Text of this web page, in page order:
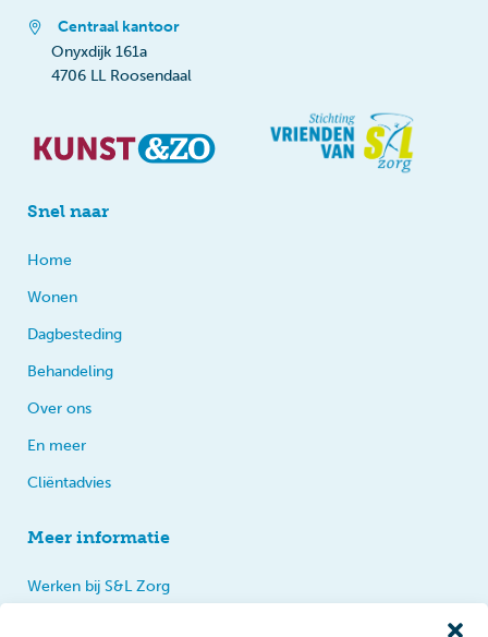
Centraal kantoor
Onyxdijk 161a
4706 LL Roosendaal
Snel naar
Home
Wonen
Dagbesteding
Behandeling
Over ons
En meer
Cliëntadvies
Meer informatie
Werken bij S&L Zorg